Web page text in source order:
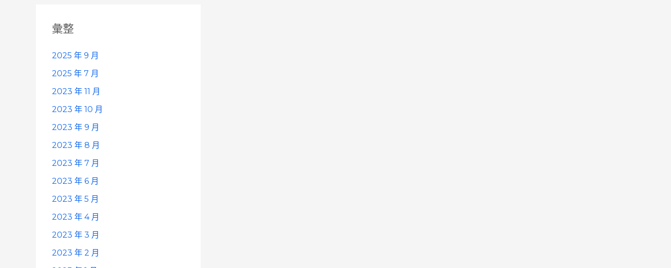
彙整
2025 年 9 月
2025 年 7 月
2023 年 11 月
2023 年 10 月
2023 年 9 月
2023 年 8 月
2023 年 7 月
2023 年 6 月
2023 年 5 月
2023 年 4 月
2023 年 3 月
2023 年 2 月